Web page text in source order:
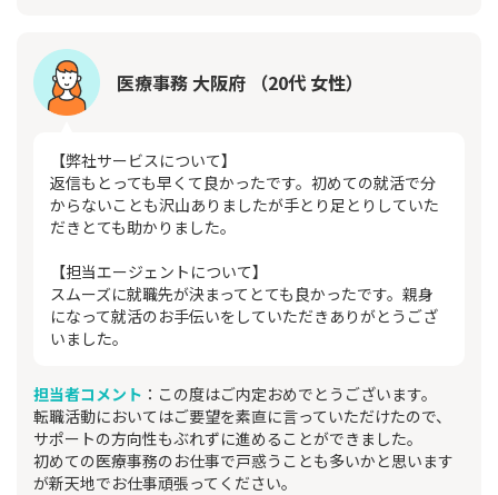
医療事務 大阪府 （20代 女性）
【弊社サービスについて】
返信もとっても早くて良かったです。初めての就活で分
からないことも沢山ありましたが手とり足とりしていた
だきとても助かりました。
【担当エージェントについて】
スムーズに就職先が決まってとても良かったです。親身
になって就活のお手伝いをしていただきありがとうござ
いました。
担当者コメント ：この度はご内定おめでとうございます。
転職活動においてはご要望を素直に言っていただけたので、
サポートの方向性もぶれずに進めることができました。
初めての医療事務のお仕事で戸惑うことも多いかと思います
が新天地でお仕事頑張ってください。